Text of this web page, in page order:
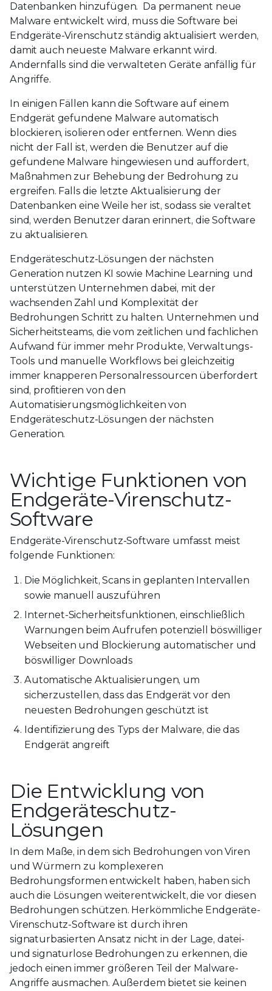
Datenbanken hinzufügen. Da permanent neue
Malware entwickelt wird, muss die Software bei
Endgeräte-Virenschutz ständig aktualisiert werden,
damit auch neueste Malware erkannt wird.
Andernfalls sind die verwalteten Geräte anfällig für
Angriffe.
In einigen Fällen kann die Software auf einem
Endgerät gefundene Malware automatisch
blockieren, isolieren oder entfernen. Wenn dies
nicht der Fall ist, werden die Benutzer auf die
gefundene Malware hingewiesen und auffordert,
Maßnahmen zur Behebung der Bedrohung zu
ergreifen. Falls die letzte Aktualisierung der
Datenbanken eine Weile her ist, sodass sie veraltet
sind, werden Benutzer daran erinnert, die Software
zu aktualisieren.
Endgeräteschutz-Lösungen der nächsten
Generation nutzen KI sowie Machine Learning und
unterstützen Unternehmen dabei, mit der
wachsenden Zahl und Komplexität der
Bedrohungen Schritt zu halten. Unternehmen und
Sicherheitsteams, die vom zeitlichen und fachlichen
Aufwand für immer mehr Produkte, Verwaltungs-
Tools und manuelle Workflows bei gleichzeitig
immer knapperen Personalressourcen überfordert
sind, profitieren von den
Automatisierungsmöglichkeiten von
Endgeräteschutz-Lösungen der nächsten
Generation.
Wichtige Funktionen von
Endgeräte-Virenschutz-
Software
Endgeräte-Virenschutz-Software umfasst meist
folgende Funktionen:
Die Möglichkeit, Scans in geplanten Intervallen
sowie manuell auszuführen
Internet-Sicherheitsfunktionen, einschließlich
Warnungen beim Aufrufen potenziell böswilliger
Webseiten und Blockierung automatischer und
böswilliger Downloads
Automatische Aktualisierungen, um
sicherzustellen, dass das Endgerät vor den
neuesten Bedrohungen geschützt ist
Identifizierung des Typs der Malware, die das
Endgerät angreift
Die Entwicklung von
Endgeräteschutz-
Lösungen
In dem Maße, in dem sich Bedrohungen von Viren
und Würmern zu komplexeren
Bedrohungsformen entwickelt haben, haben sich
auch die Lösungen weiterentwickelt, die vor diesen
Bedrohungen schützen. Herkömmliche Endgeräte-
Virenschutz-Software ist durch ihren
signaturbasierten Ansatz nicht in der Lage, datei-
und signaturlose Bedrohungen zu erkennen, die
jedoch einen immer größeren Teil der Malware-
Angriffe ausmachen. Außerdem bietet sie keinen